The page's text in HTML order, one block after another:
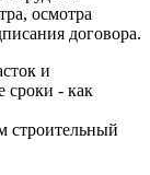
осмотра
договора.
и
сроки - как
строительный